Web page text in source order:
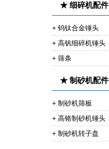
★ 细碎机配件
+ 钨钛合金锤头
+ 高钒细碎机锤头
+ 筛条
★ 制砂机配件
+ 制砂机筛板
+ 高铬制砂机锤头
+ 制砂机转子盘